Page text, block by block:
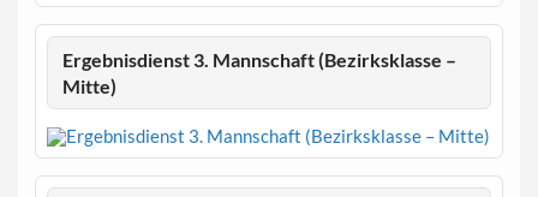
Ergebnisdienst 3. Mannschaft (Bezirksklasse –
Mitte)